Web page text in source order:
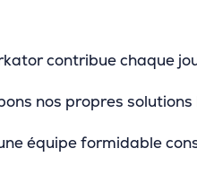
contribue chaque
nos propres
équipe formidable